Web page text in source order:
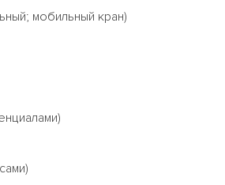
мобильный кран)